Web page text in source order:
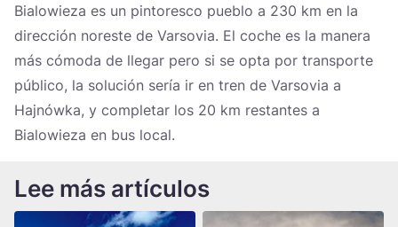
Bialowieza es un pintoresco pueblo a 230 km en la
dirección noreste de Varsovia. El coche es la manera
más cómoda de llegar pero si se opta por transporte
público, la solución sería ir en tren de Varsovia a
Hajnówka, y completar los 20 km restantes a
Bialowieza en bus local.
Lee más artículos